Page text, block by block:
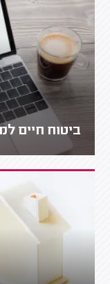
ביטוח חיים